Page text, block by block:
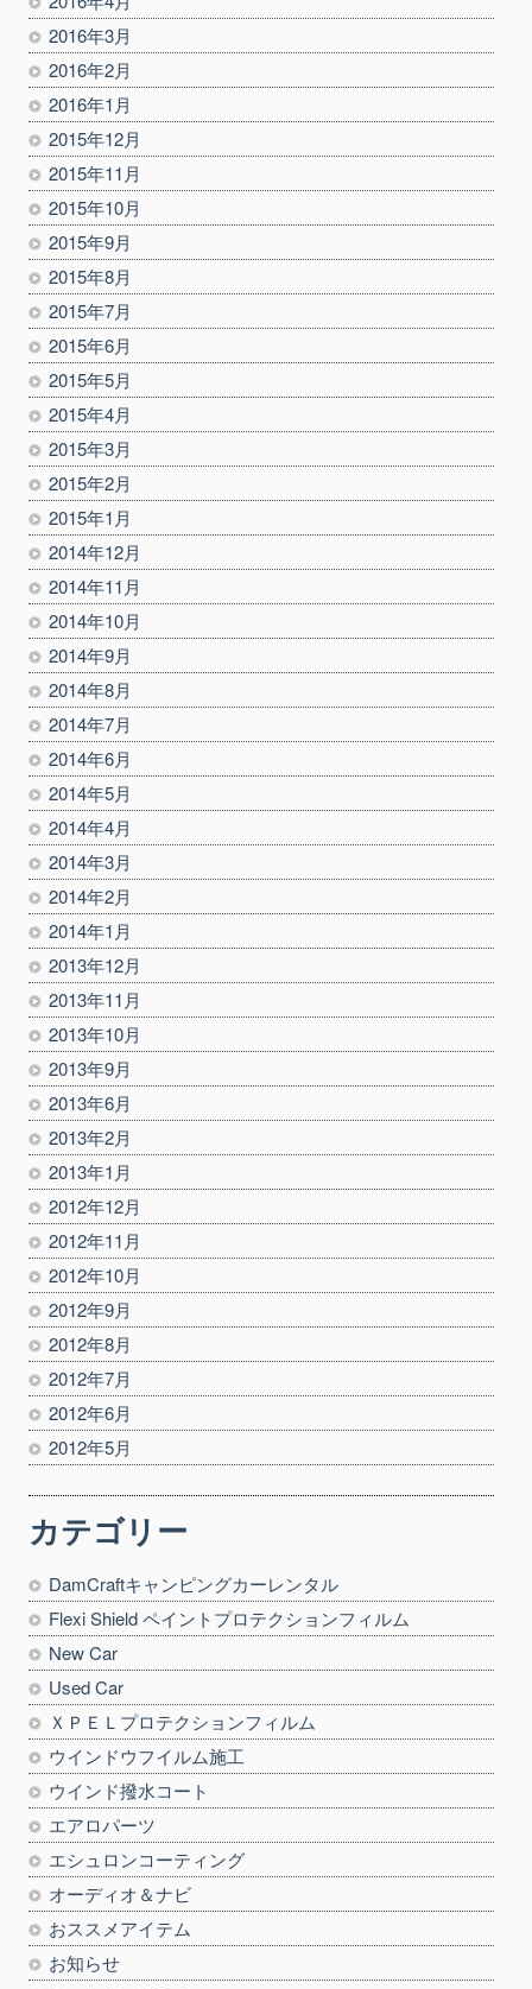
2016年3月
2016年2月
2016年1月
2015年12月
2015年11月
2015年10月
2015年9月
2015年8月
2015年7月
2015年6月
2015年5月
2015年4月
2015年3月
2015年2月
2015年1月
2014年12月
2014年11月
2014年10月
2014年9月
2014年8月
2014年7月
2014年6月
2014年5月
2014年4月
2014年3月
2014年2月
2014年1月
2013年12月
2013年11月
2013年10月
2013年9月
2013年6月
2013年2月
2013年1月
2012年12月
2012年11月
2012年10月
2012年9月
2012年8月
2012年7月
2012年6月
2012年5月
カテゴリー
DamCraftキャンピングカーレンタル
Flexi Shield ペイントプロテクションフィルム
New Car
Used Car
ＸＰＥＬプロテクションフィルム
ウインドウフイルム施工
ウインド撥水コート
エアロパーツ
エシュロンコーティング
オーディオ＆ナビ
おススメアイテム
お知らせ